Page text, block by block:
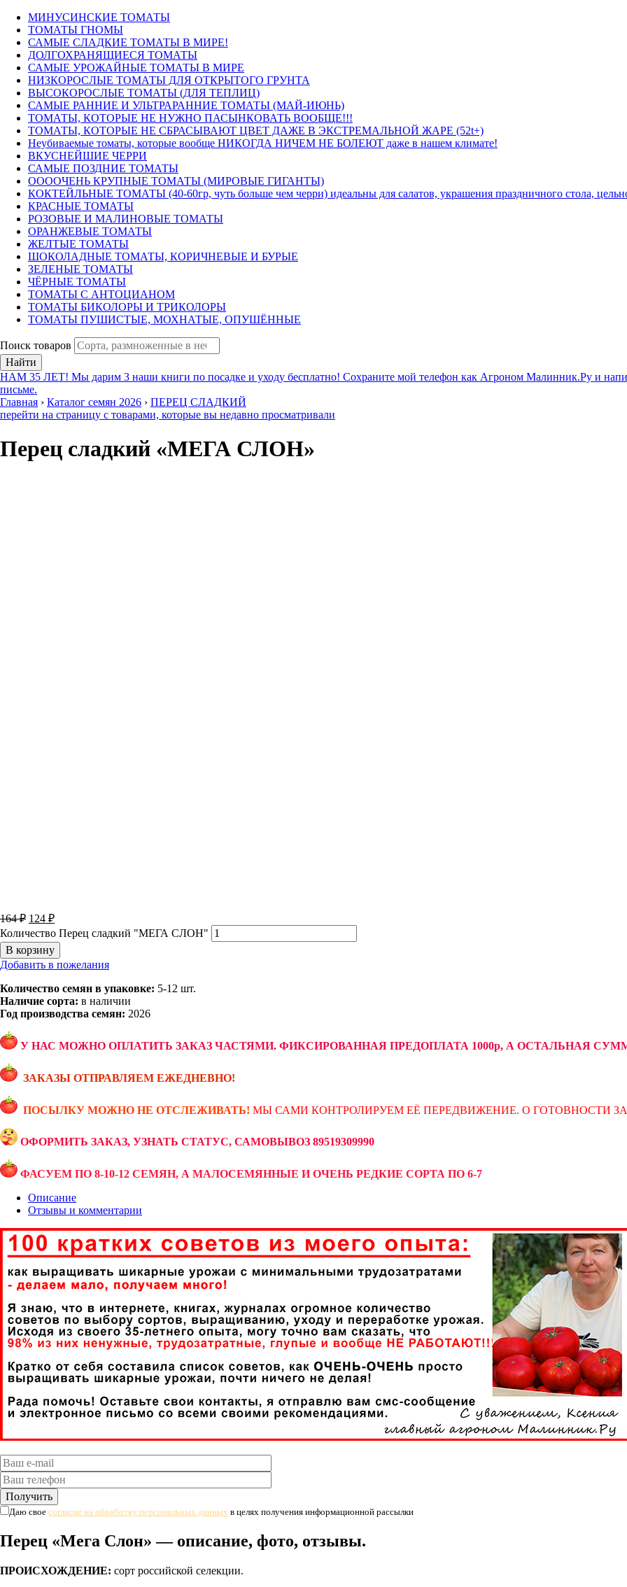
МИНУСИНСКИЕ ТОМАТЫ
ТОМАТЫ ГНОМЫ
САМЫЕ СЛАДКИЕ ТОМАТЫ В МИРЕ!
ДОЛГОХРАНЯЩИЕСЯ ТОМАТЫ
САМЫЕ УРОЖАЙНЫЕ ТОМАТЫ В МИРЕ
НИЗКОРОСЛЫЕ ТОМАТЫ ДЛЯ ОТКРЫТОГО ГРУНТА
ВЫСОКОРОСЛЫЕ ТОМАТЫ (ДЛЯ ТЕПЛИЦ)
САМЫЕ РАННИЕ И УЛЬТРАРАННИЕ ТОМАТЫ (МАЙ-ИЮНЬ)
ТОМАТЫ, КОТОРЫЕ НЕ НУЖНО ПАСЫНКОВАТЬ ВООБЩЕ!!!
ТОМАТЫ, КОТОРЫЕ НЕ СБРАСЫВАЮТ ЦВЕТ ДАЖЕ В ЭКСТРЕМАЛЬНОЙ ЖАРЕ (52t+)
Неубиваемые томаты, которые вообще НИКОГДА НИЧЕМ НЕ БОЛЕЮТ даже в нашем климате!
ВКУСНЕЙШИЕ ЧЕРРИ
САМЫЕ ПОЗДНИЕ ТОМАТЫ
ООООЧЕНЬ КРУПНЫЕ ТОМАТЫ (МИРОВЫЕ ГИГАНТЫ)
КОКТЕЙЛЬНЫЕ ТОМАТЫ (40-60гр, чуть больше чем черри) идеальны для салатов, украшения праздничного стола,
КРАСНЫЕ ТОМАТЫ
РОЗОВЫЕ И МАЛИНОВЫЕ ТОМАТЫ
ОРАНЖЕВЫЕ ТОМАТЫ
ЖЕЛТЫЕ ТОМАТЫ
ШОКОЛАДНЫЕ ТОМАТЫ, КОРИЧНЕВЫЕ И БУРЫЕ
ЗЕЛЕНЫЕ ТОМАТЫ
ЧЁРНЫЕ ТОМАТЫ
ТОМАТЫ С АНТОЦИАНОМ
ТОМАТЫ БИКОЛОРЫ И ТРИКОЛОРЫ
ТОМАТЫ ПУШИСТЫЕ, МОХНАТЫЕ, ОПУШЁННЫЕ
Поиск товаров
Найти
НАМ 35 ЛЕТ! Мы дарим 3 наши книги по посадке и уходу бесплатно! Сохраните мой телефон как Агроном Малинник.Ру и
письме.
Главная › Каталог семян 2026 › ПЕРЕЦ СЛАДКИЙ
перейти на страницу с товарами, которые вы недавно просматривали
Перец сладкий «МЕГА СЛОН»
164₽ 124 ₽
Количество Перец сладкий "МЕГА СЛОН"
В корзину
Добавить в пожелания
Количество семян в упаковке: 5-12 шт.
Наличие сорта: в наличии
Год производства семян: 2026
У НАС МОЖНО ОПЛАТИТЬ ЗАКАЗ ЧАСТЯМИ. ФИКСИРОВАННАЯ ПРЕДОПЛАТА 1000р, А ОСТАЛЬНАЯ
ЗАКАЗЫ ОТПРАВЛЯЕМ ЕЖЕДНЕВНО!
ПОСЫЛКУ МОЖНО НЕ ОТСЛЕЖИВАТЬ! МЫ САМИ КОНТРОЛИРУЕМ ЕЁ ПЕРЕДВИЖЕНИЕ. О ГОТОВНОСТИ
ОФОРМИТЬ ЗАКАЗ, УЗНАТЬ СТАТУС, САМОВЫВОЗ 89519309990
ФАСУЕМ ПО 8-10-12 СЕМЯН, А МАЛОСЕМЯННЫЕ И ОЧЕНЬ РЕДКИЕ СОРТА ПО 6-7
Описание
Отзывы и комментарии
Даю свое согласие на обработку персональных данных в целях получения информационной рассылки
Перец «Мега Слон» — описание, фото, отзывы.
ПРОИСХОЖДЕНИЕ: сорт российской селекции.